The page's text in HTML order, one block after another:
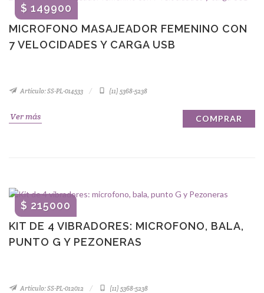
MICROFONO MASAJEADOR FEMENINO CON
7 VELOCIDADES Y CARGA USB
$ 149900
Artículo: SS-PL-014533 (11) 5368-5238
Ver más COMPRAR
KIT DE 4 VIBRADORES: MICROFONO, BALA,
PUNTO G Y PEZONERAS
$ 215000
Artículo: SS-PL-012012 (11) 5368-5238